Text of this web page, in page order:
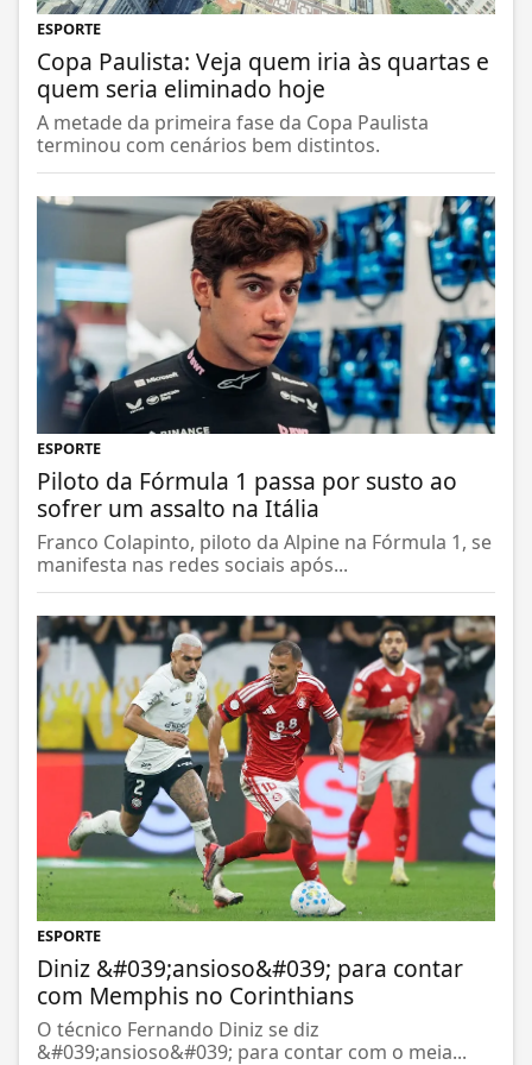
ESPORTE
Copa Paulista: Veja quem iria às quartas e
quem seria eliminado hoje
A metade da primeira fase da Copa Paulista
terminou com cenários bem distintos.
ESPORTE
Piloto da Fórmula 1 passa por susto ao
sofrer um assalto na Itália
Franco Colapinto, piloto da Alpine na Fórmula 1, se
manifesta nas redes sociais após...
ESPORTE
Diniz &#039;ansioso&#039; para contar
com Memphis no Corinthians
O técnico Fernando Diniz se diz
&#039;ansioso&#039; para contar com o meia...